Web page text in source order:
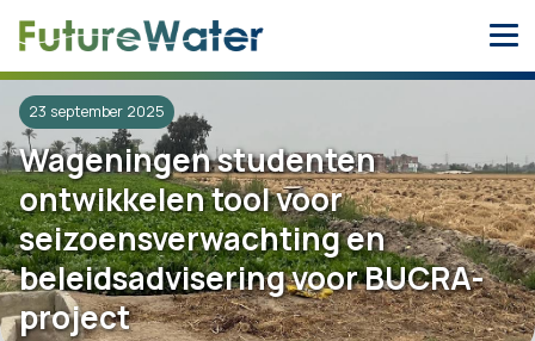
23 september 2025
Wageningen studenten
ontwikkelen tool voor
seizoensverwachting en
beleidsadvisering voor BUCRA-
project